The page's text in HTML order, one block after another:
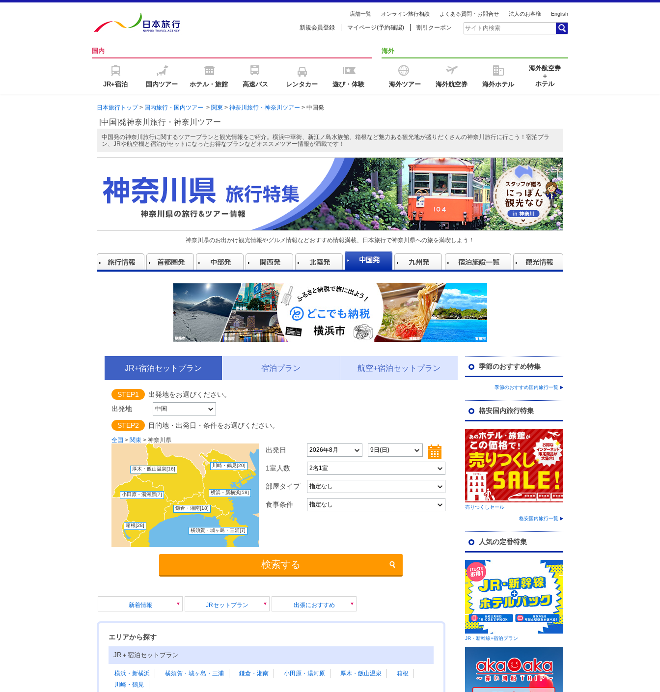
店舗一覧 オンライン旅行相談 よくある質問・お問合せ 法人のお客様 English
新規会員登録 マイページ(予約確認) 割引クーポン
国内
JR+宿泊 国内ツアー ホテル・旅館 高速バス レンタカー 遊び・体験
海外
海外ツアー 海外航空券 海外ホテル
海外航空券
＋
ホテル
日本旅行トップ> 国内旅行・国内ツアー > 関東 > 神奈川旅行・神奈川ツアー > 中国発
[中国]発神奈川旅行・神奈川ツアー
中国発の神奈川旅行に関するツアープランと観光情報をご紹介。横浜中華街、新江ノ島水族館、箱根など魅力ある観光地が盛りだくさんの神奈川旅行に行こう！宿泊プラ
ン、JRや航空機と宿泊がセットになったお得なプランなどオススメツアー情報が満載です！
神奈川県のお出かけ観光情報やグルメ情報などおすすめ情報満載、日本旅行で神奈川県への旅を満喫しよう！
JR+宿泊セットプラン 宿泊プラン 航空+宿泊セットプラン
STEP1
出発地をお選びください。
出発地
STEP2 目的地・出発日・条件をお選びください。
全国 > 関東 > 神奈川県
川崎・鶴見[20]
横浜・新横浜[58]
横須賀・城ヶ島・三浦[7]
鎌倉・湘南[18]
小田原・湯河原[7]
厚木・飯山温泉[16]
箱根[28]
出発日
1室人数
部屋タイプ
食事条件
検索する
新着情報 JRセットプラン 出張におすすめ
エリアから探す
JR＋宿泊セットプラン
横浜・新横浜 横須賀・城ヶ島・三浦 鎌倉・湘南 小田原・湯河原 厚木・飯山温泉
箱根
川崎・鶴見
季節のおすすめ特集
季節のおすすめ国内旅行一覧
格安国内旅行特集
売りつくしセール
格安国内旅行一覧
人気の定番特集
JR・新幹線+宿泊プラン